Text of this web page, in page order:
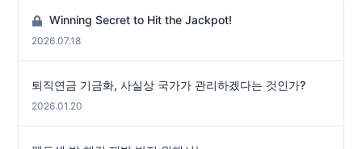
Winning Secret to Hit the Jackpot!
2026.07.18
퇴직연금 기금화, 사실상 국가가 관리하겠다는 것인가?
2026.01.20